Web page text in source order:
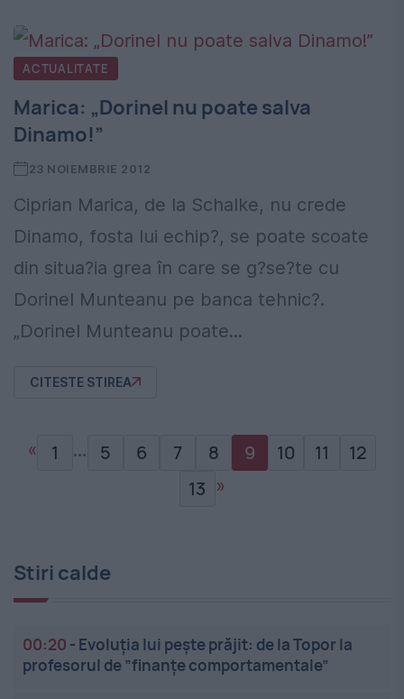
ACTUALITATE
Marica: „Dorinel nu poate salva
Dinamo!”
23 NOIEMBRIE 2012
Ciprian Marica, de la Schalke, nu crede
Dinamo, fosta lui echip?, se poate scoate
din situa?ia grea în care se g?se?te cu
Dorinel Munteanu pe banca tehnic?.
„Dorinel Munteanu poate...
CITESTE STIREA
« 1 … 5 6 7 8 9 10 11
12
13 »
Stiri calde
00:20 - Evoluția lui pește prăjit: de la Topor la
profesorul de ”finanțe comportamentale”